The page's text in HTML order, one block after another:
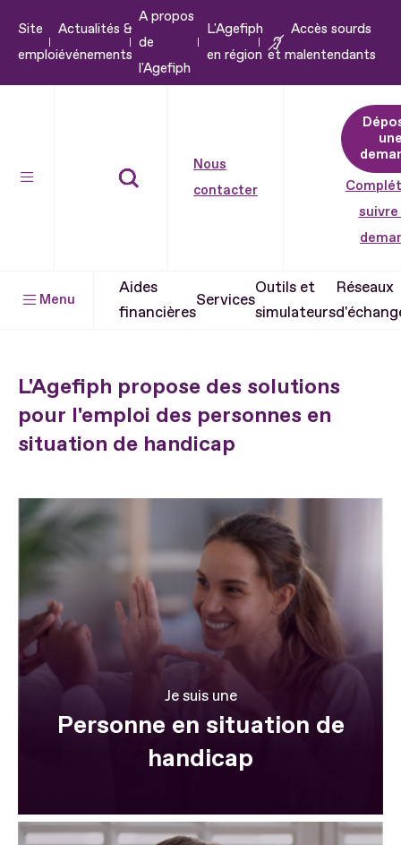
Aller
Site
emploi
Actualités &
événements
A propos
de
l'Agefiph
L'Agefiph
en région
Accès sourds
et malentendants
Nous
contacter
suivre
Menu
Aides
financières
Services
Outils et
simulateurs
Réseaux
L'Agefiph propose des solutions
pour l'emploi des personnes en
situation de handicap
Je suis une
Personne en situation de
handicap